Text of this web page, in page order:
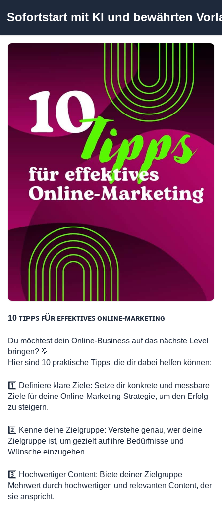
Inhalt
Sofortstart mit KI und bewährten
10 ᴛɪᴘᴘꜱ ꜰÜʀ ᴇꜰꜰᴇᴋᴛɪᴠᴇꜱ ᴏɴʟɪɴᴇ-ᴍᴀʀᴋᴇᴛɪɴɢ
Du möchtest dein Online-Business auf das nächste Level
bringen? 💡
Hier sind 10 praktische Tipps, die dir dabei helfen können:
1️⃣ Definiere klare Ziele: Setze dir konkrete und messbare
Ziele für deine Online-Marketing-Strategie, um den Erfolg
zu steigern.
2️⃣ Kenne deine Zielgruppe: Verstehe genau, wer deine
Zielgruppe ist, um gezielt auf ihre Bedürfnisse und
Wünsche einzugehen.
3️⃣ Hochwertiger Content: Biete deiner Zielgruppe
Mehrwert durch hochwertigen und relevanten Content, der
sie anspricht.